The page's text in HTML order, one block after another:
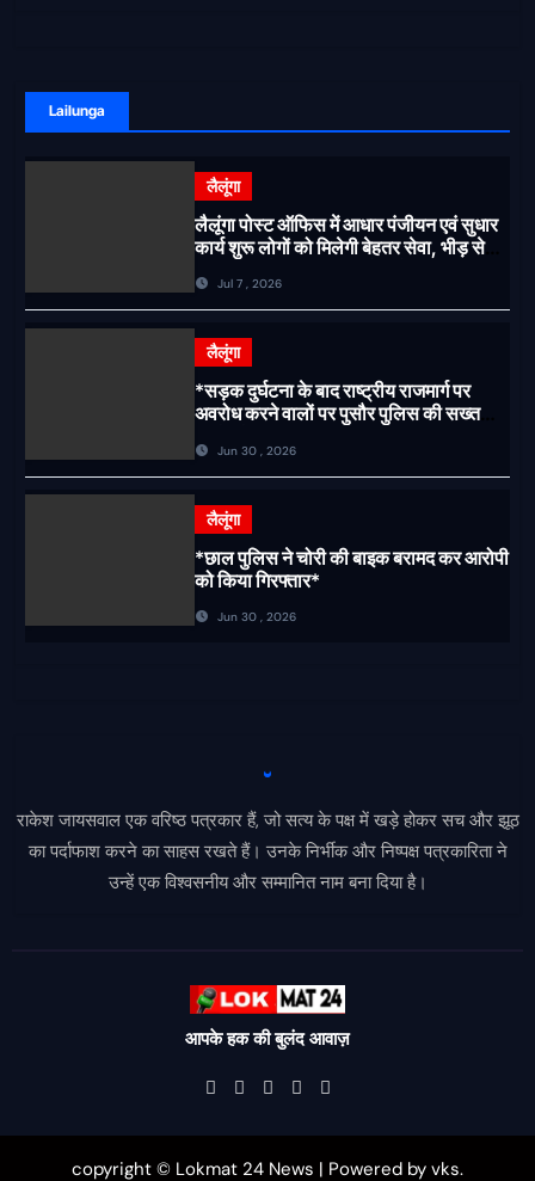
Lailunga
लैलूंगा
लैलूंगा पोस्ट ऑफिस में आधार पंजीयन एवं सुधार
कार्य शुरू लोगों को मिलेगी बेहतर सेवा, भीड़ से
Jul 7 , 2026
लैलूंगा
*सड़क दुर्घटना के बाद राष्ट्रीय राजमार्ग पर
अवरोध करने वालों पर पुसौर पुलिस की सख्त
Jun 30 , 2026
लैलूंगा
*छाल पुलिस ने चोरी की बाइक बरामद कर आरोपी
को किया गिरफ्तार*
Jun 30 , 2026
राकेश जायसवाल एक वरिष्ठ पत्रकार हैं, जो सत्य के पक्ष में खड़े होकर सच और झूठ
का पर्दाफाश करने का साहस रखते हैं। उनके निर्भीक और निष्पक्ष पत्रकारिता ने
उन्हें एक विश्वसनीय और सम्मानित नाम बना दिया है।
आपके हक की बुलंद आवाज़
copyright © Lokmat 24 News | Powered by vks.